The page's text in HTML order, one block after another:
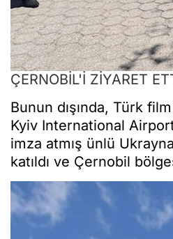
ÇERNOBİL'İ ZİYARET
Bunun dışında, Türk
Kyiv International
imza atmış ünlü
katıldı ve Çernobil